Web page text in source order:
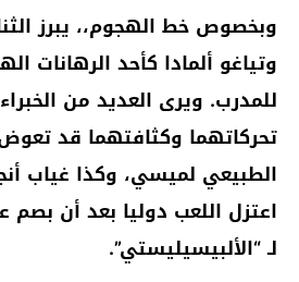
وبخصوص خط الهجوم،، يبرز
وتياغو ألمادا كأحد الرهانات
للمدرب. ويرى العديد من الخبراء
تحركاتهما وكثافتهما قد تعوض
الطبيعي لميسي، وكذا غياب
اعتزل اللعب دوليا بعد أن بصم
لـ “الألبيسيليستي”.